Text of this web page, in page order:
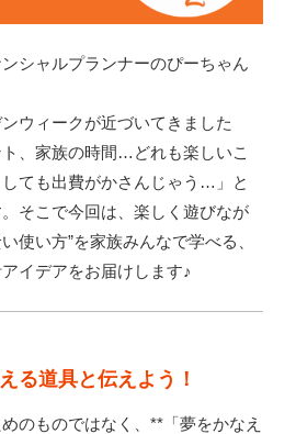
シャルプランナーのぴーちゃん
ウィークが近づいてきました
、家族の時間…どれも楽しいこ
ても出費がかさんじゃう…」と
そこで今回は、楽しく遊びなが
使い方”を家族みんなで学べる、
イデアをお届けします♪
る道具と伝えよう！
のものではなく、**「夢をかなえ